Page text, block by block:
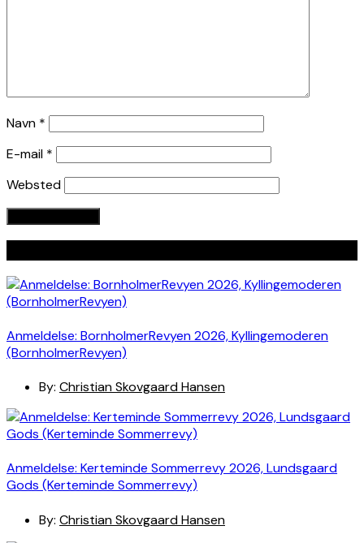
Navn *
E-mail *
Websted
Anmeldelse: BornholmerRevyen 2026, Kyllingemoderen
(BornholmerRevyen)
By: Christian Skovgaard Hansen
Anmeldelse: Kerteminde Sommerrevy 2026, Lundsgaard
Gods (Kerteminde Sommerrevy)
By: Christian Skovgaard Hansen